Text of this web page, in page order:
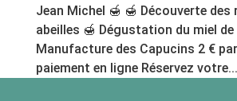
Jean Michel 🍯 🍯 Découverte des
abeilles 🍯 Dégustation du miel de
Manufacture des Capucins 2 €
paiement en ligne Réservez votre...